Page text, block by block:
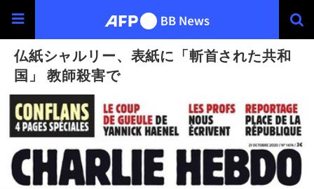
仏紙シャルリー、表紙に「斬首された共和
国」 教師殺害で